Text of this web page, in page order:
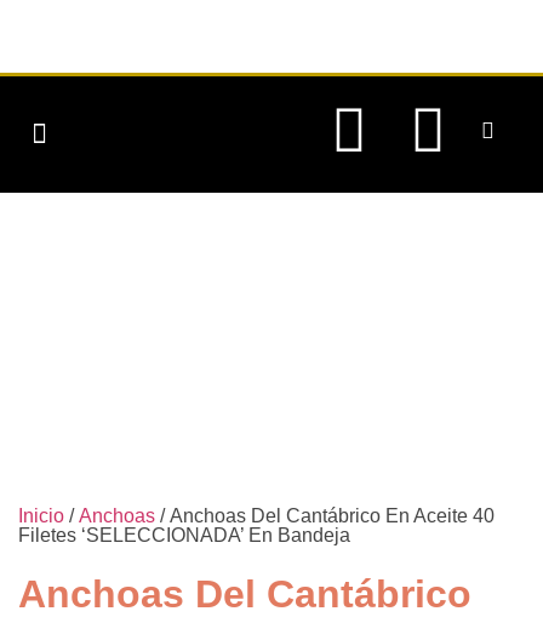
Inicio /Anchoas / Anchoas Del Cantábrico En Aceite 40
Filetes ‘SELECCIONADA’ En Bandeja
Anchoas Del Cantábrico